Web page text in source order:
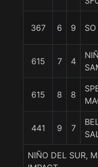
367 6 9
615 7 4
615 8 8
441 9 7
NIÑO DEL SUR,